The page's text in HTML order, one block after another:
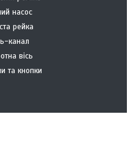
насос
рейка
канал
вісь
та кнопки